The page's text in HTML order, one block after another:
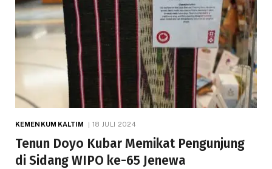
KEMENKUM KALTIM 18 JULI 2024
Tenun Doyo Kubar Memikat Pengunjung
di Sidang WIPO ke-65 Jenewa